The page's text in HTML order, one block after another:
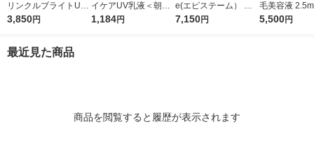
リンクルブライトUV
プロテクター N 50g
3,850円
イケアUV乳液＜朝用
日焼け止め乳液＞50g
1,184円
e(エピステーム） ホ
ワイトUVレーザー SP
7,150円
毛美容液
ロート製薬
5,500円
最近見た商品
商品を閲覧すると履歴が表示されます